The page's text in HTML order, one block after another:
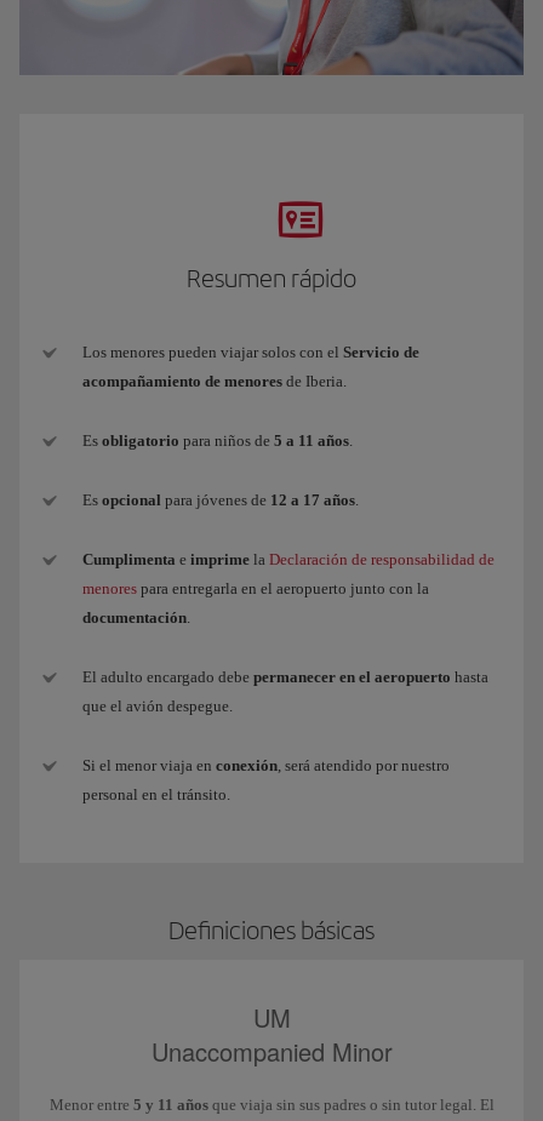
Resumen rápido
Los menores pueden viajar solos con el Servicio de
acompañamiento de menores de Iberia.
Es obligatorio para niños de 5 a 11 años
Es opcional para jóvenes de 12 a 17 años
Cumplimenta e imprime la Declaración de responsabilidad de
menores para entregarla en el aeropuerto junto con la
documentación
El adulto encargado debe permanecer en el aeropuerto hasta
que el avión despegue.
Si el menor viaja en conexión , será atendido por nuestro
personal en el tránsito.
Definiciones básicas
UM
Unaccompanied Minor
Menor entre 5 y 11 añosque viaja sin sus padres o sin tutor legal. El